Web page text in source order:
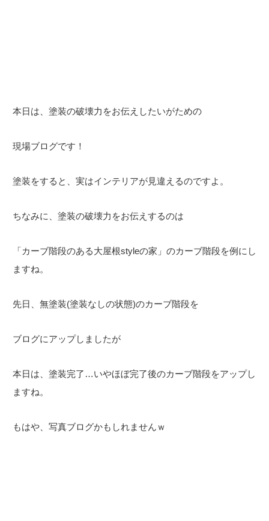
本日は、塗装の破壊力をお伝えしたいがための
現場ブログです！
塗装をすると、実はインテリアが見違えるのですよ。
ちなみに、塗装の破壊力をお伝えするのは
「カーブ階段のある大屋根styleの家」のカーブ階段を例にし
ますね。
先日、無塗装(塗装なしの状態)のカーブ階段を
ブログにアップしましたが
本日は、塗装完了…いやほぼ完了後のカーブ階段をアップし
ますね。
もはや、写真ブログかもしれませんｗ